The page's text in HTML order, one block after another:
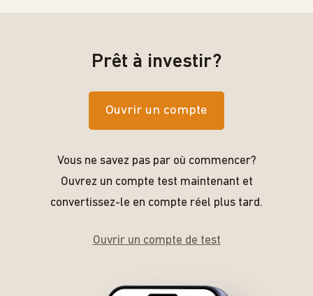
Prêt à investir?
Ouvrir un compte
Vous ne savez pas par où commencer?
Ouvrez un compte test maintenant et
convertissez-le en compte réel plus tard.
Ouvrir un compte de test